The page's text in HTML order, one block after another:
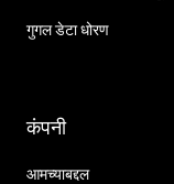
गुगल डेटा धोरण
कंपनी
आमच्याबद्दल